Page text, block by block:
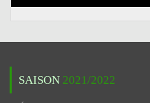
SAISON 2021/2022